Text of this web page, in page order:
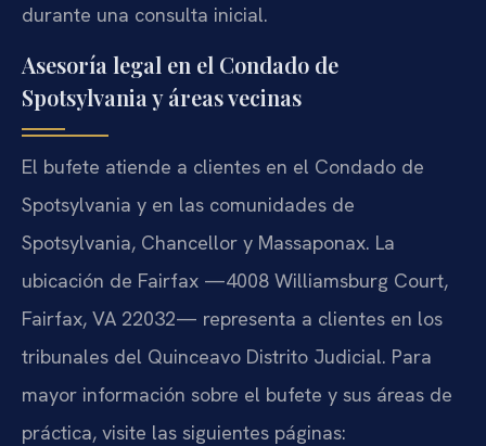
durante una consulta inicial.
Asesoría legal en el Condado de
Spotsylvania y áreas vecinas
El bufete atiende a clientes en el Condado de
Spotsylvania y en las comunidades de
Spotsylvania, Chancellor y Massaponax. La
ubicación de Fairfax —4008 Williamsburg Court,
Fairfax, VA 22032— representa a clientes en los
tribunales del Quinceavo Distrito Judicial. Para
mayor información sobre el bufete y sus áreas de
práctica, visite las siguientes páginas: